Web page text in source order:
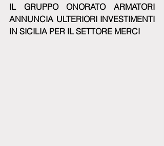
IL GRUPPO ONORATO ARMATORI
ANNUNCIA ULTERIORI INVESTIMENTI
IN SICILIA PER IL SETTORE MERCI